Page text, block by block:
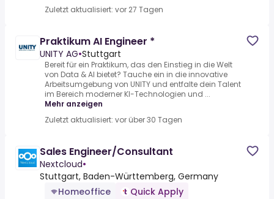
Zuletzt aktualisiert: vor 27 Tagen
Praktikum AI Engineer *
UNITY AG•Stuttgart
Bereit für ein Praktikum, das den Einstieg in die Welt
von Data & AI bietet? Tauche ein in die innovative
Arbeitsumgebung von UNITY und entfalte dein Talent
im Bereich moderner KI-Technologien und ...
Mehr anzeigen
Zuletzt aktualisiert: vor über 30 Tagen
Sales Engineer/Consultant
Nextcloud•
Stuttgart, Baden-Württemberg, Germany
Homeoffice
Quick Apply